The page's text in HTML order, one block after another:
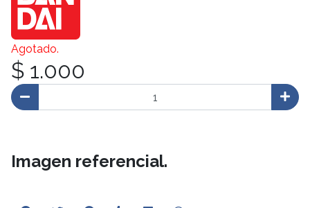
Agotado.
$ 1.000
Imagen referencial.